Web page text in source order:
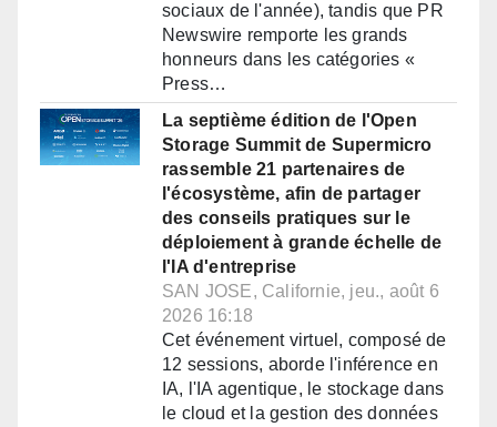
sociaux de l'année), tandis que PR
Newswire remporte les grands
honneurs dans les catégories «
Press…
La septième édition de l'Open
Storage Summit de Supermicro
rassemble 21 partenaires de
l'écosystème, afin de partager
des conseils pratiques sur le
déploiement à grande échelle de
l'IA d'entreprise
SAN JOSE, Californie, jeu., août 6
2026 16:18
Cet événement virtuel, composé de
12 sessions, aborde l'inférence en
IA, l'IA agentique, le stockage dans
le cloud et la gestion des données